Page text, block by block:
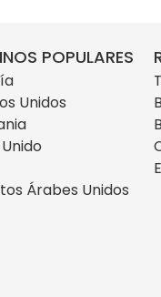
POPULARES
Unidos
Árabes Unidos